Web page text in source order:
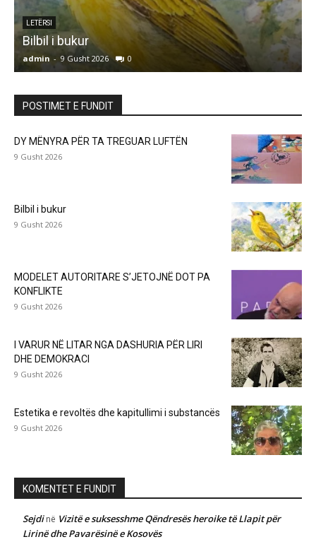
LETËRSI
Bilbil i bukur
admin - 9 Gusht 2026 0
POSTIMET E FUNDIT
DY MËNYRA PËR TA TREGUAR LUFTËN
9 Gusht 2026
Bilbil i bukur
9 Gusht 2026
MODELET AUTORITARE S’JETOJNË DOT PA
KONFLIKTE
9 Gusht 2026
I VARUR NË LITAR NGA DASHURIA PËR LIRI
DHE DEMOKRACI
9 Gusht 2026
Estetika e revoltës dhe kapitullimi i substancës
9 Gusht 2026
KOMENTET E FUNDIT
Sejdinë Vizitë e suksesshme Qëndresës heroike të Llapit për
Lirinë dhe Pavarësinë e Kosovës